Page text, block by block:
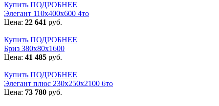
Купить ПОДРОБНЕЕ
Элегант 110x400x600 4то
Цена: 22 641 руб.
Купить ПОДРОБНЕЕ
Бриз 380х80х1600
Цена: 41 485 руб.
Купить ПОДРОБНЕЕ
Элегант плюс 230x250x2100 6то
Цена: 73 780 руб.